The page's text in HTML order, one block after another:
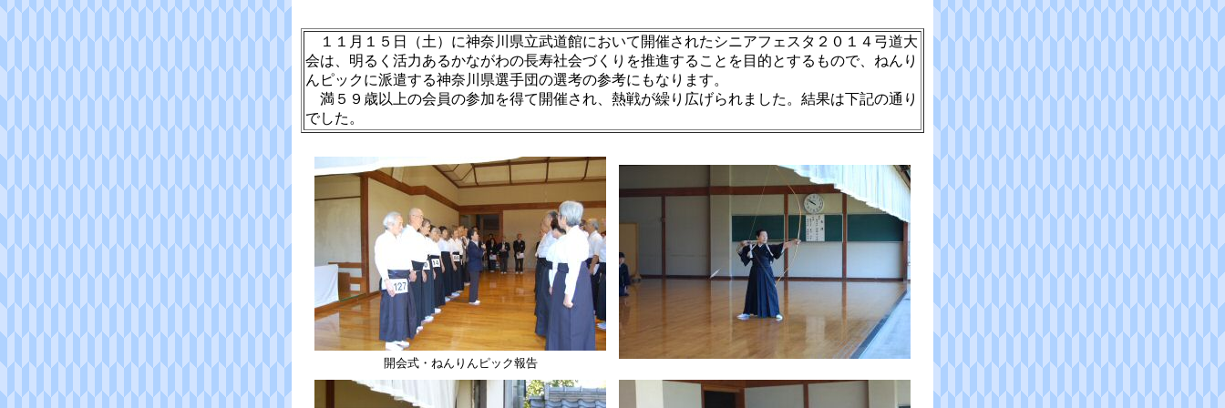
１１月１５日（土）に神奈川県立武道館において開催されたシニアフェスタ２０１４弓道大
会は、明るく活力あるかながわの長寿社会づくりを推進することを目的とするもので、ねんり
んピックに派遣する神奈川県選手団の選考の参考にもなります。
満５９歳以上の会員の参加を得て開催され、熱戦が繰り広げられました。結果は下記の通り
でした。
開会式・ねんりんピック報告